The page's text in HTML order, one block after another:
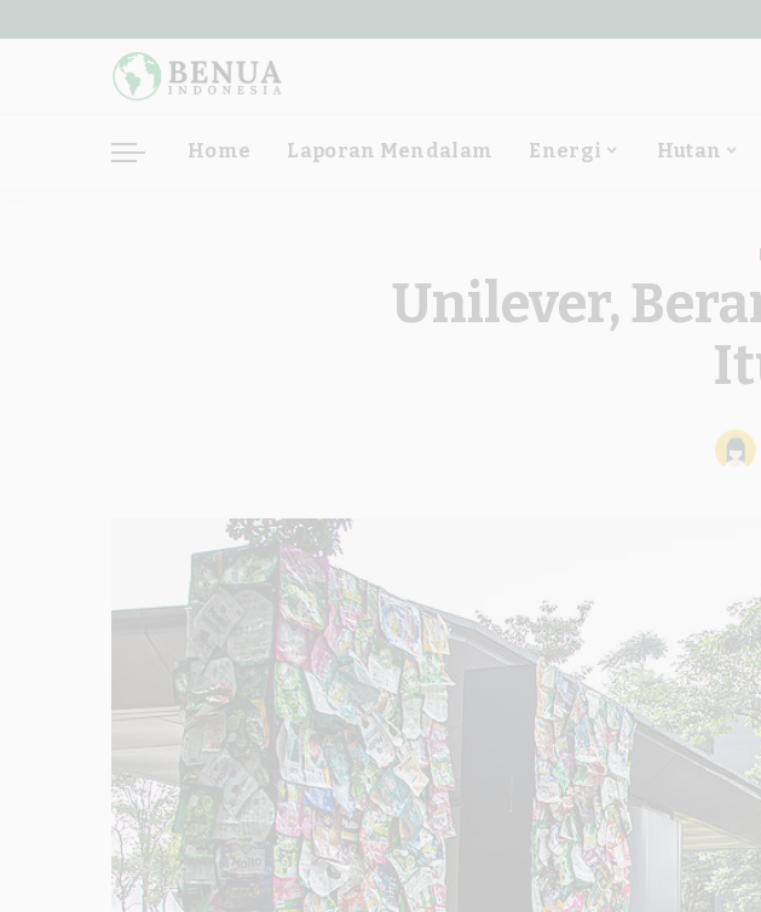
Home Laporan Mendalam Energi Hutan
Unilever,